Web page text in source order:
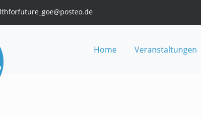
Home Veranstaltungen